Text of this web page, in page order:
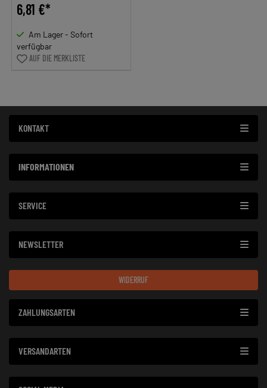
KREIDLER, OPEL, VW,
6,81 €*
Am Lager - Sofort
verfügbar
AUF DIE MERKLISTE
KONTAKT
INFORMATIONEN
SERVICE
NEWSLETTER
WIDERRUF
ZAHLUNGSARTEN
VERSANDARTEN